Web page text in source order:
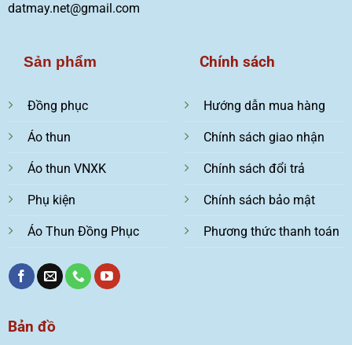
datmay.net@gmail.com
Sản phẩm
Đồng phục
Áo thun
Áo thun VNXK
Phụ kiện
Áo Thun Đồng Phục
Chính sách
Hướng dẫn mua hàng
Chính sách giao nhận
Chính sách đổi trả
Chính sách bảo mật
Phương thức thanh toán
Bản đồ